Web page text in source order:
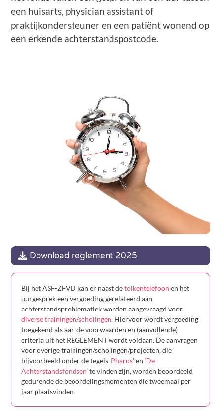
een huisarts, physician assistant of
praktijkondersteuner en een patiënt wonend op
een erkende achterstandspostcode.
Download reglement 2025
Bij het ASF-ZFVD kan er naast detolkentelefoon en het
uurgesprek een vergoeding gerelateerd aan
achterstandsproblematiek worden aangevraagd voor
diverse trainingen/scholingen. Hiervoor wordt vergoeding
toegekend als aan de voorwaarden en (aanvullende)
criteria uit het REGLEMENT wordt voldaan. De aanvragen
voor overige trainingen/scholingen/projecten, die
bijvoorbeeld onder de tegels ‘Pharos’ en‘De
Achterstandsfondsen’ te vinden zijn, worden beoordeeld
gedurende de beoordelingsmomenten die tweemaal per
jaar plaatsvinden.